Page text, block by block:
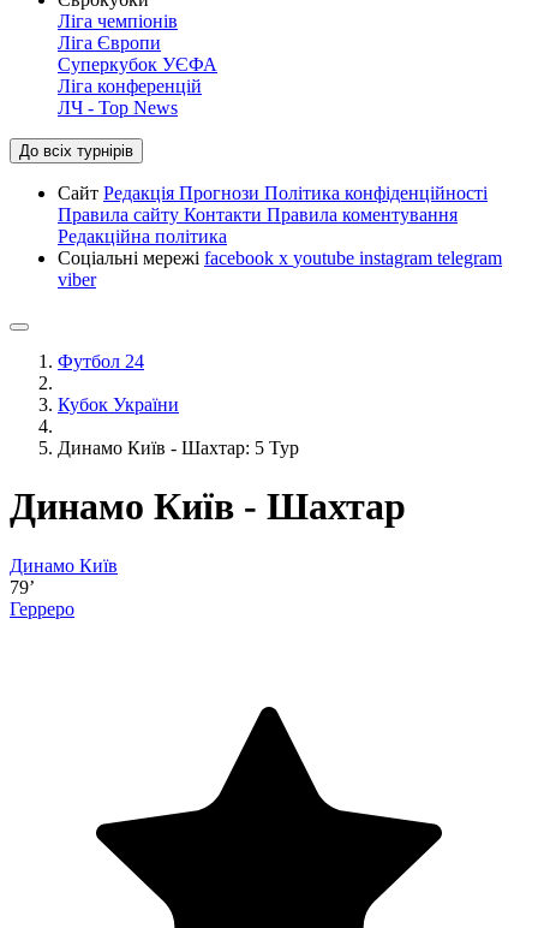
Ліга чемпіонів
Ліга Європи
Суперкубок УЄФА
Ліга конференцій
ЛЧ - Top News
До всіх турнірів
Сайт Редакція Прогнози Політика конфіденційності
Правила сайту Контакти Правила коментування
Редакційна політика
Соціальні мережі facebook x youtube instagram telegram
viber
Футбол 24
Кубок України
Динамо Київ - Шахтар: 5 Тур
Динамо Київ - Шахтар
Динамо Київ
79’
Герреро